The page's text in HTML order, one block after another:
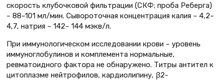
скорость клубочковой фильтрации (СКФ; проба Реберга)
– 88–101 мл/мин. Сывороточная концентрация калия – 4,2–
4,7, натрия – 142– 144 мэкв/л.
При иммунологическом исследовании крови – уровень
иммуноглобулинов и комплемента нормальные,
ревматоидного фактора не обнаружено. Титры антител к
цитоплазме нейтрофилов, кардиолипину, β2-